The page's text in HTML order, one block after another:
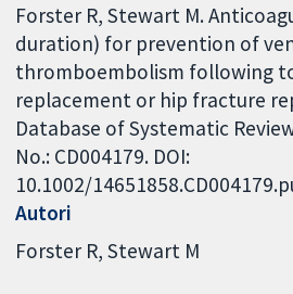
Forster R, Stewart M.
duration) for prevention of
thromboembolism following
replacement or hip fracture
Database of Systematic
No.: CD004179. DOI:
10.1002/
Autori
Forster R Stewart M